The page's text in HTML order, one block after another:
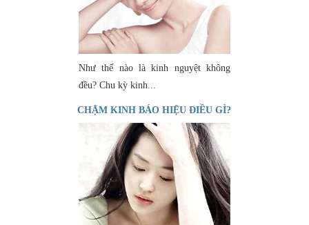
Như thế nào là kinh nguyệt không
đều? Chu kỳ kinh...
CHẬM KINH BÁO HIỆU ĐIỀU GÌ?